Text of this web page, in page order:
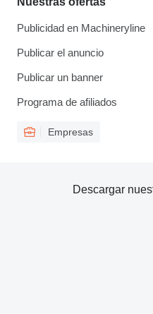
Publicidad en Machineryline
Publicar el anuncio
Publicar un banner
Programa de afiliados
Empresas
Descargar